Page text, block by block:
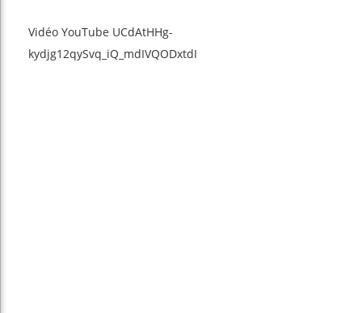
Vidéo YouTube UCdAtHHg-
kydjg12qySvq_iQ_mdIVQODxtdI